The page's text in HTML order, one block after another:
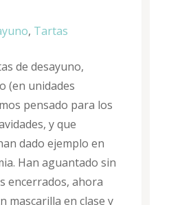
, Tartas
de desayuno,
(en unidades
pensado para los
y que
dado ejemplo en
Han aguantado sin
encerrados, ahora
mascarilla en clase y